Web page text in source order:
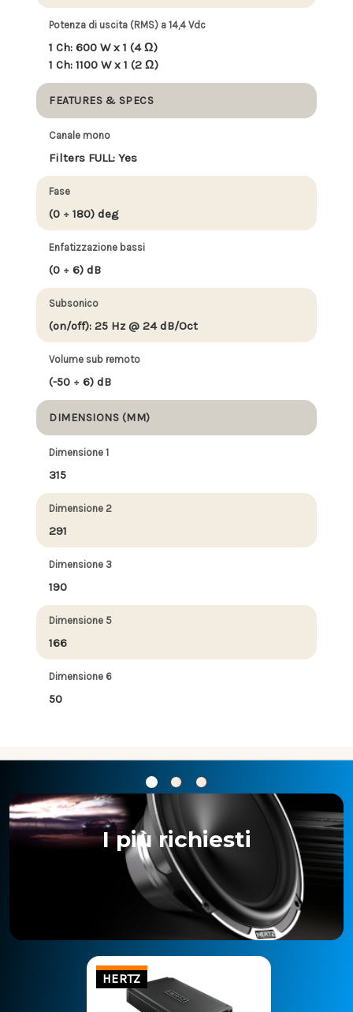
Potenza di uscita (RMS) a 14,4 Vdc
1 Ch: 600 W x 1 (4 Ω)
1 Ch: 1100 W x 1 (2 Ω)
FEATURES & SPECS
Canale mono
Filters FULL: Yes
Fase
(0 ÷ 180) deg
Enfatizzazione bassi
(0 ÷ 6) dB
Subsonico
(on/off): 25 Hz @ 24 dB/Oct
Volume sub remoto
(-50 ÷ 6) dB
DIMENSIONS (MM)
Dimensione 1
315
Dimensione 2
291
Dimensione 3
190
Dimensione 5
166
Dimensione 6
50
I più richiesti
HERTZ